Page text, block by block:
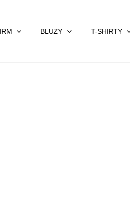
BLUZY T-SHIRTY